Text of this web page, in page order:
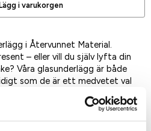
Lägg i varukorgen
i Återvunnet Material.
– eller vill du själv lyfta din
Våra glasunderlägg är både
som de är ett medvetet val
dessa kan du duka både stilfullt